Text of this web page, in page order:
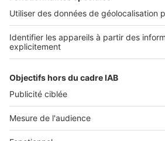
Actualités pro
Nous contacter
Connexion à My SeLoger Pro
Espace Presse